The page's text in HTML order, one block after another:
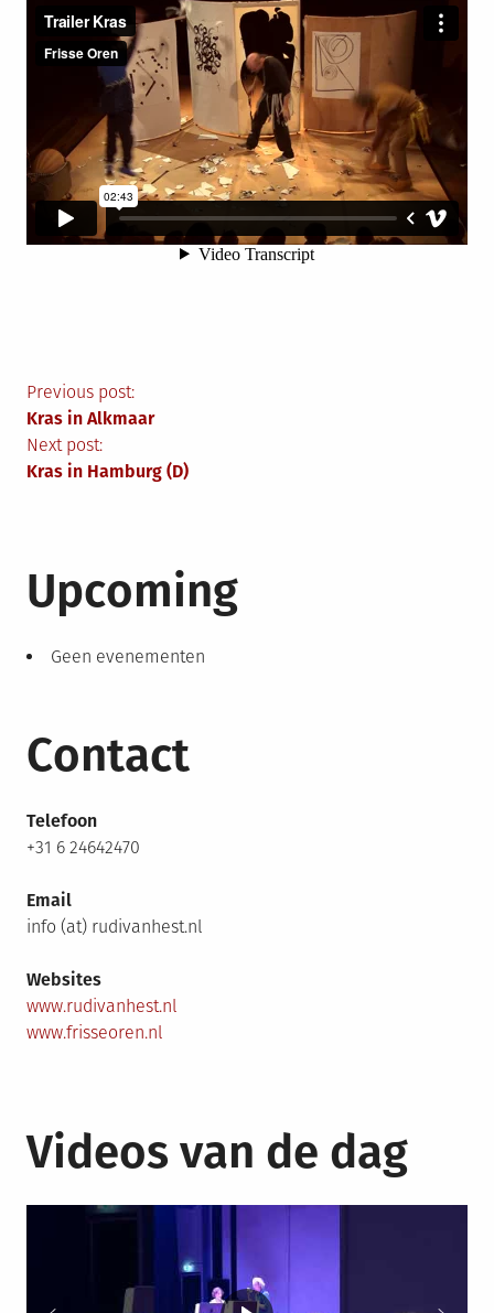
Berichtnavigatie
Previous post:
Kras in Alkmaar
Next post:
Kras in Hamburg (D)
Upcoming
Geen evenementen
Contact
Telefoon
+31 6 24642470
Email
info (at) rudivanhest.nl
Websites
www.rudivanhest.nl
www.frisseoren.nl
Videos van de dag